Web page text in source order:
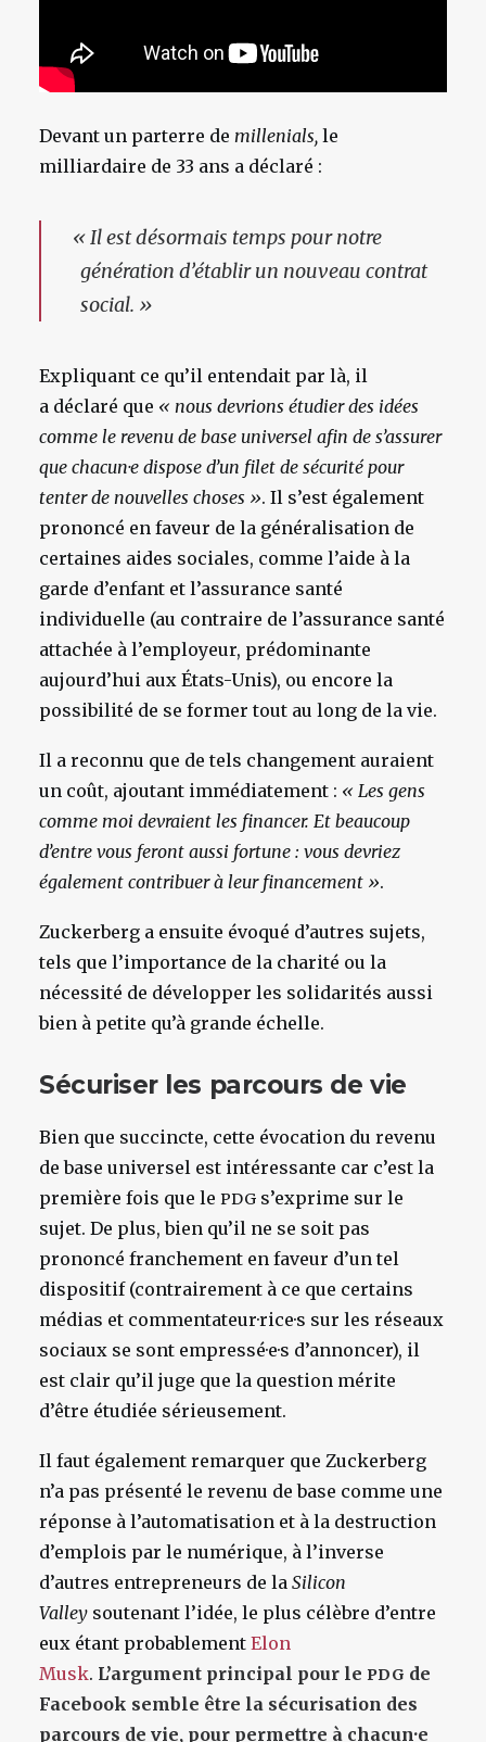
Devant un parterre de millenials, le
milliardaire de 33 ans a déclaré :
«Il est désormais temps pour notre
génération d’établirun nouveau contrat
social. »
Expliquant ce qu’il entendait par là, il
a déclaré que « nous devrions étudier des idées
comme le revenu de base universel afin de s’assurer
que chacun·e dispose d’un filet de sécurité pour
tenter de nouvelles choses ». Il s’est également
prononcé en faveur de la généralisation de
certaines aides sociales, comme l’aide à la
garde d’enfant et l’assurance santé
individuelle (au contraire de l’assurance santé
attachée à l’employeur, prédominante
aujourd’hui aux États-Unis), ou encore la
possibilité de se former tout au long de la vie.
Il a reconnu que de tels changement auraient
un coût, ajoutant immédiatement : « Les gens
comme moi devraient les financer. Et beaucoup
d’entre vous feront aussi fortune : vous devriez
également contribuer à leur financement ».
Zuckerberg a ensuite évoqué d’autres sujets,
tels que l’importance de la charité ou la
nécessité de développer les solidarités aussi
bien à petite qu’à grande échelle.
Sécuriser les parcours de vie
Bien que succincte, cette évocation du revenu
de base universel est intéressante car c’est la
première fois que le PDG s’exprime sur le
sujet. De plus, bien qu’il ne se soit pas
prononcé franchement en faveur d’un tel
dispositif (contrairement à ce que certains
médias et commentateur·rice·s sur les réseaux
sociaux se sont empressé·e·s d’annoncer), il
est clair qu’il juge que la question mérite
d’être étudiée sérieusement.
Il faut également remarquer que Zuckerberg
n’a pas présenté le revenu de base comme une
réponse à l’automatisation et à la destruction
d’emplois par le numérique, à l’inverse
d’autres entrepreneurs de la Silicon
Valley soutenant l’idée, le plus célèbre d’entre
eux étant probablement Elon
Musk. L’argument principal pour le PDG de
Facebook semble être la sécurisation des
parcours de vie, pour permettre à chacun·e